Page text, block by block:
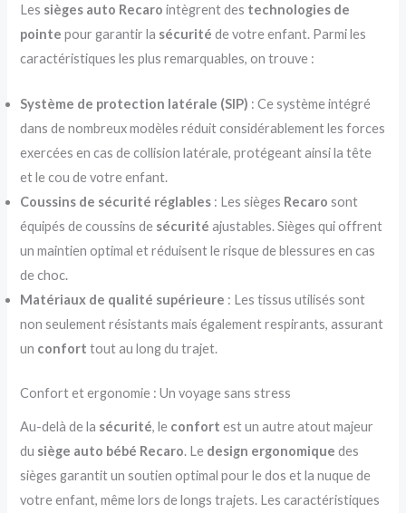
Les sièges auto Recaro intègrent des technologies de
pointe pour garantir la sécuritéde votre enfant. Parmi les
caractéristiques les plus remarquables, on trouve :
Système de protection latérale (SIP) : Ce système intégré
dans de nombreux modèles réduit considérablement les forces
exercées en cas de collision latérale, protégeant ainsi la tête
et le cou de votre enfant.
Coussins de sécurité réglables : Les sièges Recarosont
équipés de coussins de sécuritéajustables. Sièges qui offrent
un maintien optimal et réduisent le risque de blessures en cas
de choc.
Matériaux de qualité supérieure : Les tissus utilisés sont
non seulement résistants mais également respirants, assurant
un conforttout au long du trajet.
Confort et ergonomie : Un voyage sans stress
Au-delà de la sécurité, le confortest un autre atout majeur
du siège auto bébé Recaro. Le design ergonomique des
sièges garantit un soutien optimal pour le dos et la nuque de
votre enfant, même lors de longs trajets. Les caractéristiques